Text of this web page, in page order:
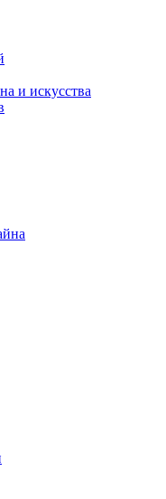
и искусства